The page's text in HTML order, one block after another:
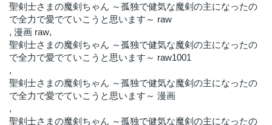
聖剣士さまの魔剣ちゃん ～孤独で健気な魔剣の主になったの
で全力で愛でていこうと思います～ raw
, 漫画 raw,
聖剣士さまの魔剣ちゃん ～孤独で健気な魔剣の主になったの
で全力で愛でていこうと思います～ raw1001
,
聖剣士さまの魔剣ちゃん ～孤独で健気な魔剣の主になったの
で全力で愛でていこうと思います～ 漫画
,
聖剣士さまの魔剣ちゃん ～孤独で健気な魔剣の主になったの